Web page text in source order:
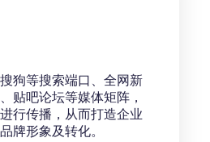
狗等搜索端口、全网新
贴吧论坛等媒体矩阵，
行传播，从而打造企业
牌形象及转化。